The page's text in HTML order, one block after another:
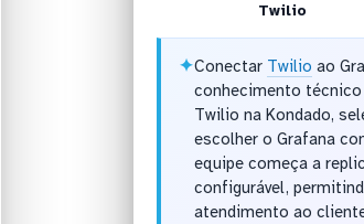
Twilio
✦Conectar Twilio ao
conhecimento
Twilio na Kondado,
escolher o Grafana
equipe começa a
configurável,
atendimento ao